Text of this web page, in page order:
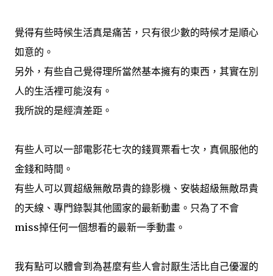
覺得有些時候生活真是痛苦，只有很少數的時候才是順心
如意的。
另外，有些自己覺得理所當然基本擁有的東西，其實在別
人的生活裡可能沒有。
我所說的是經濟差距。
有些人可以一部電影花七次的錢買票看七次，真佩服他的
金錢和時間。
有些人可以買超級無敵昂貴的錄影機、安裝超級無敵昂貴
的天線、專門錄製其他國家的最新動畫。只為了不會
miss掉任何一個想看的最新一季動畫。
我有點可以體會到為甚麼有些人會討厭生活比自己優渥的